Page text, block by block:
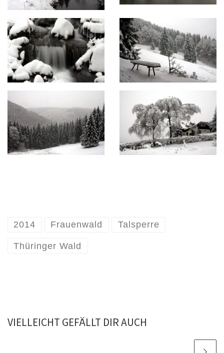
2014 Frauenwald Talsperre
Thüringer Wald
VIELLEICHT GEFÄLLT DIR AUCH